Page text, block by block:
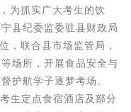
为抓实广大考生的饮
县纪委监委驻县财政局
，联合县市场监管局，
场所，开展食品安全与
护航学子逐梦考场。
生定点食宿酒店及部分